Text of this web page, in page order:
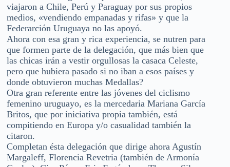
viajaron a Chile, Perú y Paraguay por sus propios
medios, «vendiendo empanadas y rifas» y que la
Federarción Uruguaya no las apoyó.
Ahora con esa gran y rica experiencia, se nutren para
que formen parte de la delegación, que más bien que
las chicas irán a vestir orgullosas la casaca Celeste,
pero que hubiera pasado si no iban a esos países y
donde obtuvieron muchas Medallas?
Otra gran referente entre las jóvenes del ciclismo
femenino uruguayo, es la mercedaria Mariana García
Britos, que por iniciativa propia también, está
compitiendo en Europa y/o casualidad también la
citaron.
Completan ésta delegación que dirige ahora Agustín
Margaleff, Florencia Revetria (también de Armonía